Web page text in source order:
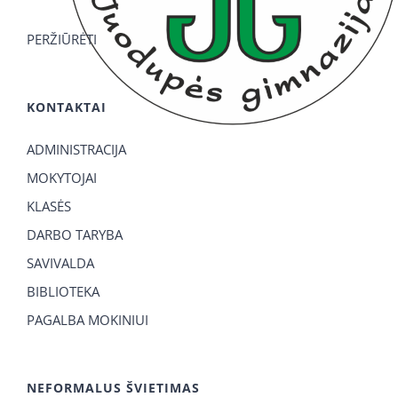
PERŽIŪRĖTI
KONTAKTAI
ADMINISTRACIJA
MOKYTOJAI
KLASĖS
DARBO TARYBA
SAVIVALDA
BIBLIOTEKA
PAGALBA MOKINIUI
NEFORMALUS ŠVIETIMAS